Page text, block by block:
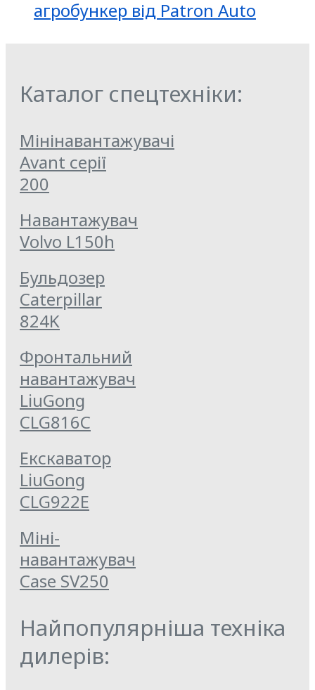
агробункер від Patron Auto
Каталог спецтехніки:
Мінінавантажувачі
Avant серії
200
Навантажувач
Volvo L150h
Бульдозер
Caterpillar
824K
Фронтальний
навантажувач
LiuGong
CLG816C
Екскаватор
LiuGong
CLG922E
Міні-
навантажувач
Case SV250
Найпопулярніша техніка
дилерів: